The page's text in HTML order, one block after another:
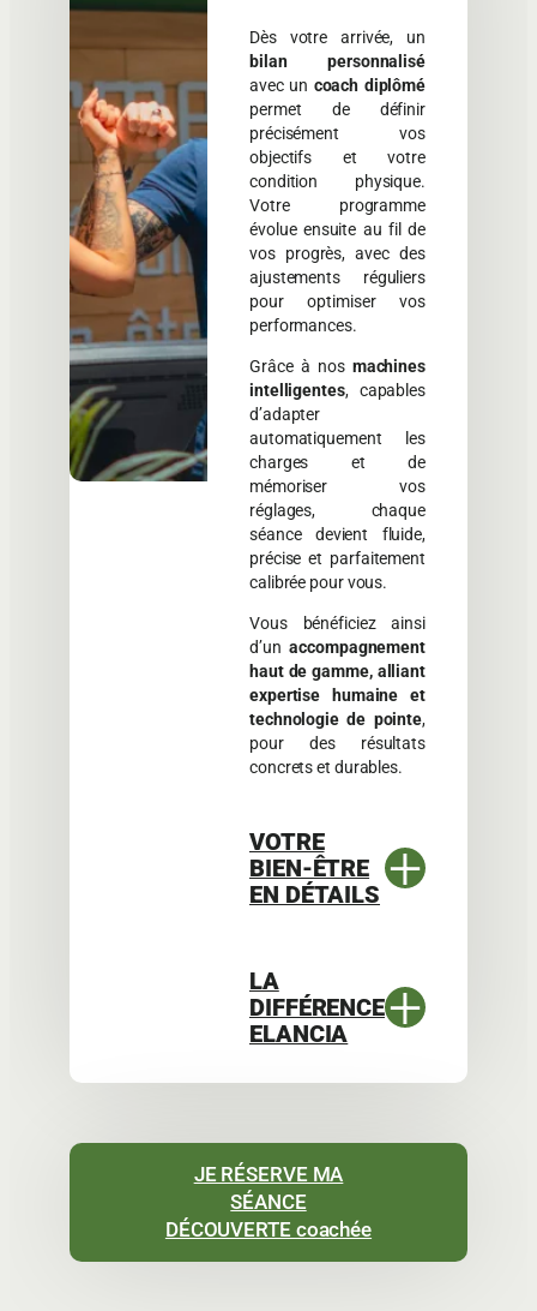
Dès votre arrivée, un
bilan personnalisé
avec un coach diplômé
permet de définir
précisément vos
objectifs et votre
condition physique.
Votre programme
évolue ensuite au fil de
vos progrès, avec des
ajustements réguliers
pour optimiser vos
performances.
Grâce à nos machines
intelligentes, capables
d’adapter
automatiquement les
charges et de
mémoriser vos
réglages, chaque
séance devient fluide,
précise et parfaitement
calibrée pour vous.
Vous bénéficiez ainsi
d’unaccompagnement
haut de gamme, alliant
expertise humaine et
technologie de pointe,
pour des résultats
concrets et durables.
VOTRE
BIEN-ÊTRE
EN DÉTAILS +
LA
DIFFÉRENCE
ELANCIA
+
JE RÉSERVE MA
SÉANCE
DÉCOUVERTE coachée